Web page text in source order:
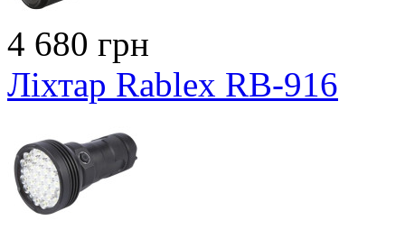
4 680 грн
Ліхтар Rablex RB-916